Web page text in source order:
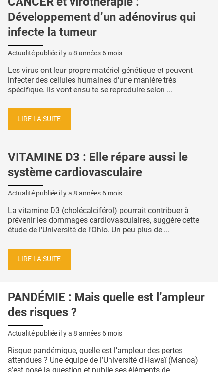
Développement d’un adénovirus qui
infecte la tumeur
Actualité publiée il y a 8 années 6 mois
Les virus ont leur propre matériel génétique et peuvent
infecter des cellules humaines d'une manière très
spécifique. Ils vont ensuite se reproduire selon ...
LIRE LA SUITE
VITAMINE D3 : Elle répare aussi le
système cardiovasculaire
Actualité publiée il y a 8 années 6 mois
La vitamine D3 (cholécalciférol) pourrait contribuer à
prévenir les dommages cardiovasculaires, suggère cette
étude de l'Université de l'Ohio. Un peu plus de ...
LIRE LA SUITE
PANDÉMIE : Mais quelle est l’ampleur
des risques ?
Actualité publiée il y a 8 années 6 mois
Risque pandémique, quelle est l’ampleur des pertes
attendues ? Une équipe de l’Université d'Hawaï (Manoa)
s’est posé la question et publie ses éléments de ...